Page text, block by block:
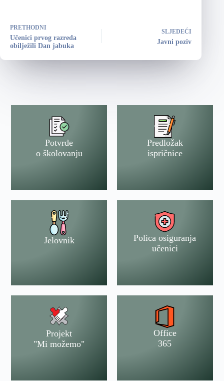
PRETHODNI
Učenici prvog razreda
obilježili Dan jabuka
SLJEDEĆI
Javni poziv
Potvrde
o školovanju
Predložak
ispričnice
Jelovnik
Polica osiguranja
učenici
Projekt
"Mi možemo"
Office
365